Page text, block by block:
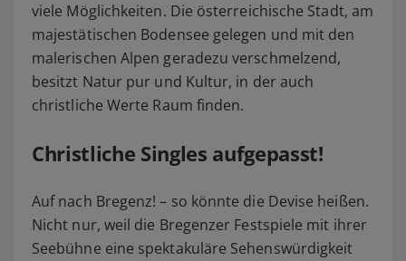
viele Möglichkeiten. Die österreichische Stadt, am
majestätischen Bodensee gelegen und mit den
malerischen Alpen geradezu verschmelzend,
besitzt Natur pur und Kultur, in der auch
christliche Werte Raum finden.
Christliche Singles aufgepasst!
Auf nach Bregenz! – so könnte die Devise heißen.
Nicht nur, weil die Bregenzer Festspiele mit ihrer
Seebühne eine spektakuläre Sehenswürdigkeit